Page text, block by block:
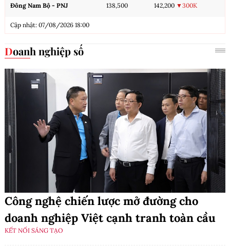
Đông Nam Bộ - PNJ 138,500 142,200 ▼300K
Cập nhật: 07/08/2026 18:00
Doanh nghiệp số
Công nghệ chiến lược mở đường cho
doanh nghiệp Việt cạnh tranh toàn cầu
KẾT NỐI SÁNG TẠO